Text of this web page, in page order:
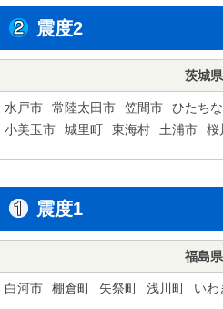
震度2
茨城県
水戸市 常陸太田市 笠間市 ひたち
小美玉市
城里町 東海村 土浦市 桜
震度1
福島県
白河市 棚倉町 矢祭町 浅川町 いわ